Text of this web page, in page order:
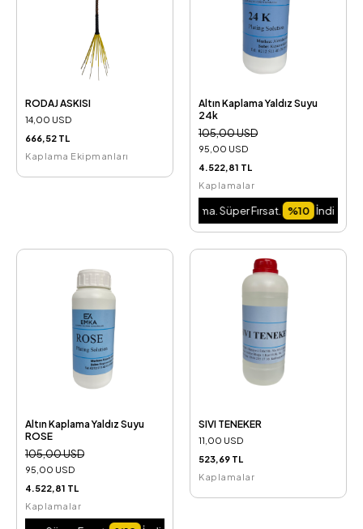
RODAJ ASKISI
14,00 USD
666,52 TL
Kaplama Ekipmanları
Altın Kaplama Yaldız Suyu
24k
105,00 USD
95,00 USD
4.522,81 TL
Kaplamalar
İndirim Fırsatını Kaçırma. Süper Fırsat. %10 İndirim
Altın Kaplama Yaldız Suyu
ROSE
105,00 USD
95,00 USD
4.522,81 TL
Kaplamalar
SIVI TENEKER
11,00 USD
523,69 TL
Kaplamalar